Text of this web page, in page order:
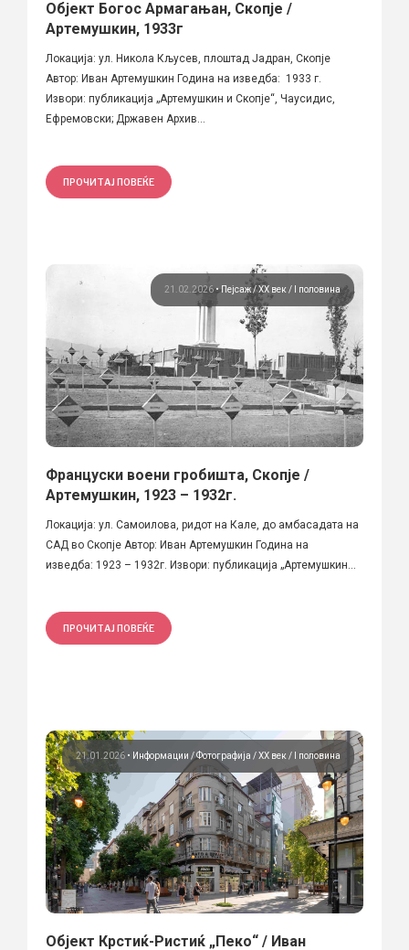
Објект Богос Армагањан, Скопје /
Артемушкин, 1933г
Локација: ул. Никола Кљусев, плоштад Јадран, Скопје
Автор: Иван Артемушкин Година на изведба: 1933 г.
Извори: публикација „Артемушкин и Скопје“, Чаусидис,
Ефремовски; Државен Архив...
ПРОЧИТАЈ ПОВЕЌЕ
21.02.2026•Пејсаж ХХ век / I половина
Француски воени гробишта, Скопје /
Артемушкин, 1923 – 1932г.
Локација: ул. Самоилова, ридот на Кале, до амбасадата на
САД во Скопје Автор: Иван Артемушкин Година на
изведба: 1923 – 1932г. Извори: публикација „Артемушкин...
ПРОЧИТАЈ ПОВЕЌЕ
21.01.2026 • Информации Фотографија ХХ век / I половина
Објект Крстиќ-Ристиќ „Пеко“ / Иван